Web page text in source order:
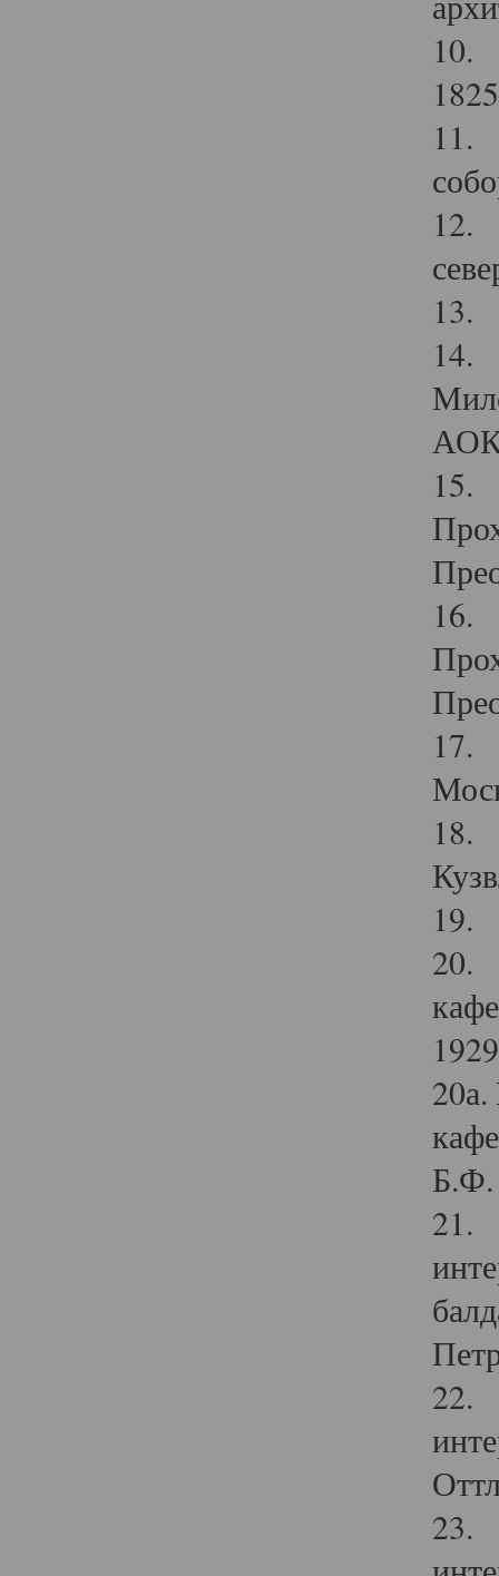
10.
11.
12.
13.
14.
15.
16.
17.
18.
19.
20.
Б.Ф.
21.
22.
23.